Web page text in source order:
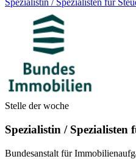
Spezialistin / Spezialisten für
Stelle der woche
Spezialistin / Spezialisten
Bundesanstalt für